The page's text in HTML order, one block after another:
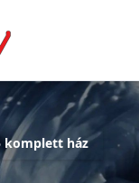
komplett ház